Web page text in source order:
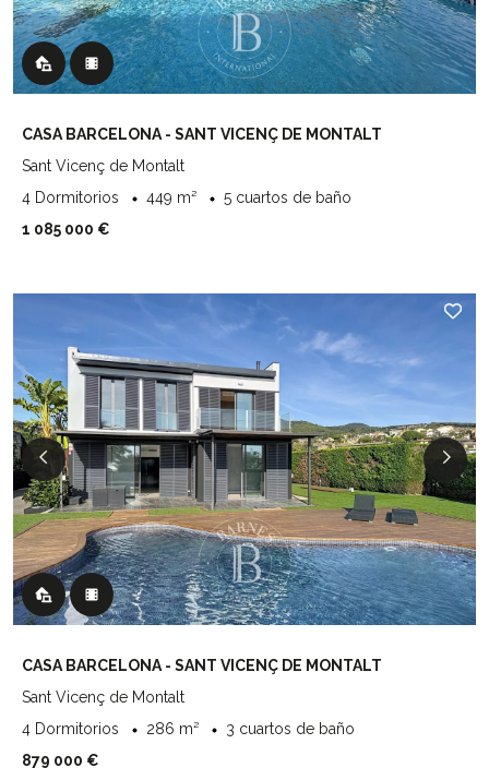
CASA BARCELONA - SANT VICENÇ DE MONTALT
Sant Vicenç de Montalt
4 Dormitorios
449 m²
5 cuartos de baño
1 085 000 €
CASA BARCELONA - SANT VICENÇ DE MONTALT
Sant Vicenç de Montalt
4 Dormitorios
286 m²
3 cuartos de baño
879 000 €